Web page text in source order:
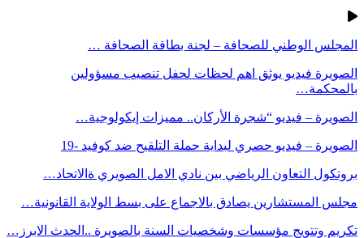
المجلس الوطني للصحافة – لجنة بطاقة الصحافة …
الصويرة فيديو يوثق اهم لحظات لحفل تنصيب مسؤولين
بالمحكمة…
الصويرة – فيديو “شجرة الأركان.. مميزات إيكولوجية…
الصويرة – فيديو حصري لبداية حملة التلقيح ضد كوفيد -19
بروتكول التعاون الرياضي بين نادي الامل الصويري ةالاتحاد…
مجلس المستشارين يصادق بالاجماع على بسط الولاية القانونية…
تكريم وتتويج مؤسسات وشخصيات السنة بالصويرة ..الحدث الابرز…